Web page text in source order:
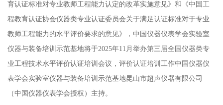
育认证标准对专业教师工程能力认定的改革实施意见》和《中国工
程教育认证协会仪器类专业认证委员会关于满足认证标准对于专业
教师工程能力的水平评价要求的意见》，中国仪器仪表学会实验室
仪器与装备培训示范基地将于2025年11月举办第三届全国仪器类专
业工程技术水平评价认证培训会议，评价认证培训工作中国仪器仪
表学会实验室仪器与装备培训示范基地昆山市超声仪器有限公司
（中国仪器仪表学会授权）主持。